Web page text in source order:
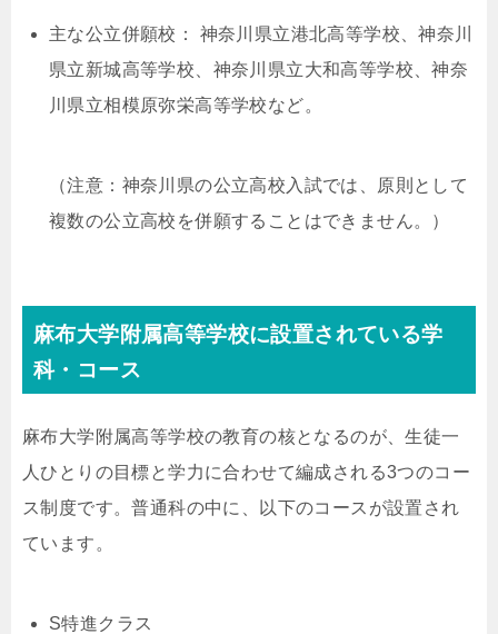
主な公立併願校： 神奈川県立港北高等学校、神奈川
県立新城高等学校、神奈川県立大和高等学校、神奈
川県立相模原弥栄高等学校など。
（注意：神奈川県の公立高校入試では、原則として
複数の公立高校を併願することはできません。）
麻布大学附属高等学校に設置されている学
科・コース
麻布大学附属高等学校の教育の核となるのが、生徒一
人ひとりの目標と学力に合わせて編成される3つのコー
ス制度です。普通科の中に、以下のコースが設置され
ています。
S特進クラス